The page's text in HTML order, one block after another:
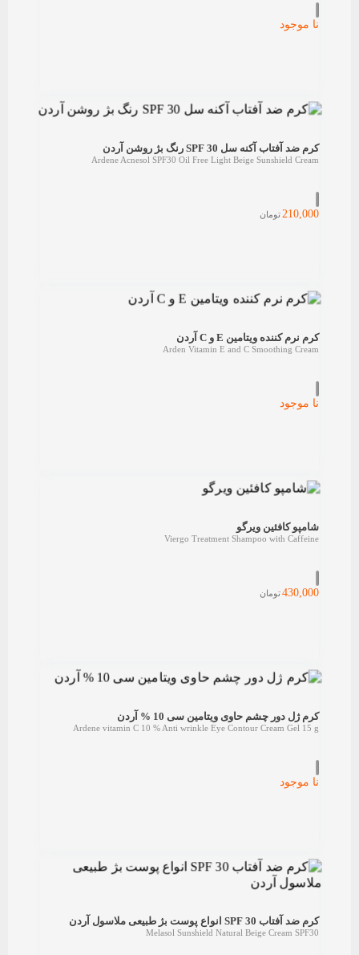
نا موجود
کرم ضد آفتاب آکنه سل SPF 30 رنگ بژ روشن آردن
Ardene Acnesol SPF30 Oil Free Light Beige Sunshield Cream
210,000تومان
کرم نرم کننده ویتامین E و C آردن
Arden Vitamin E and C Smoothing Cream
نا موجود
شامپو کافئین ویرگو
Viergo Treatment Shampoo with Caffeine
430,000تومان
کرم ژل دور چشم حاوی ویتامین سی 10 % آردن
Ardene vitamin C 10 % Anti wrinkle Eye Contour Cream Gel 15 g
نا موجود
کرم ضد آفتاب SPF 30 انواع پوست بژ طبیعی ملاسول آردن
Melasol Sunshield Natural Beige Cream SPF30